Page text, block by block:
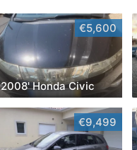
€5,600
2008' Honda Civic
€9,499